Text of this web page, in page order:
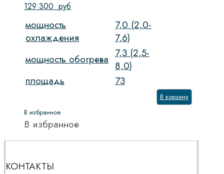
129 300 руб
мощность
охлаждения
7,0 (2,0-
7,6)
мощность обогрева 7,3 (2,5-
8,0)
площадь
73
В корзину
В избранное
В избранное
КОНТАКТЫ